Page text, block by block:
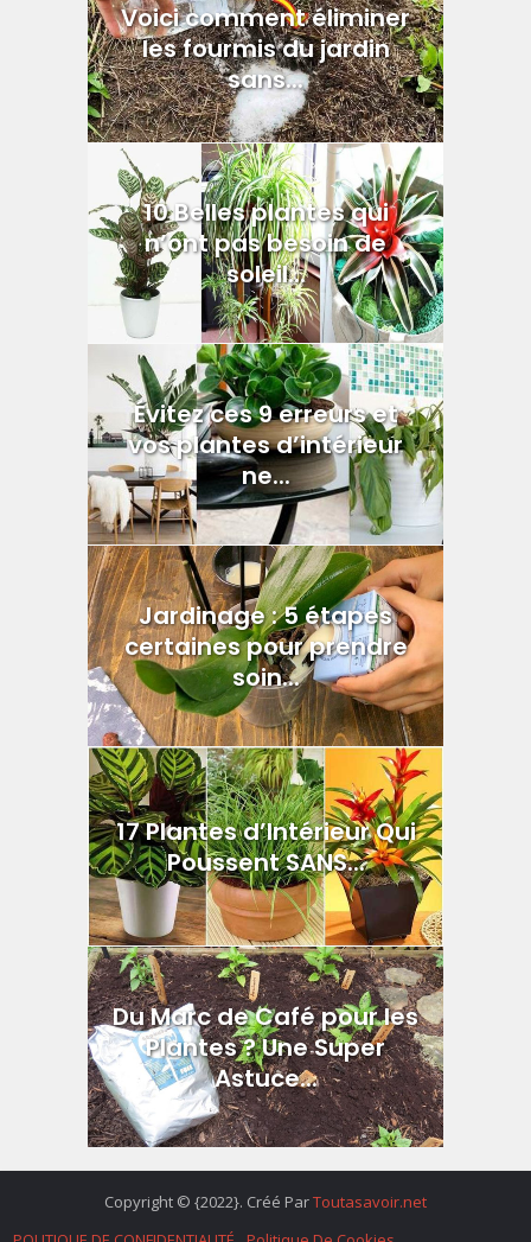
Voici comment éliminer
les fourmis du jardin
sans...
10 Belles plantes qui
n’ont pas besoin de
soleil...
Évitez ces 9 erreurs et
vos plantes d’intérieur
ne...
Jardinage : 5 étapes
certaines pour prendre
soin...
17 Plantes d’Intérieur Qui
Poussent SANS...
Du Marc de Café pour les
Plantes ? Une Super
Astuce...
Copyright © {2022}. Créé ParToutasavoir.net